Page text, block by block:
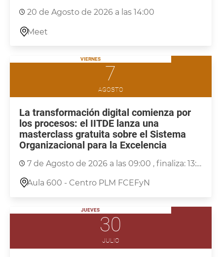
20 de Agosto de 2026 a las 14:00
Meet
VIERNES
7
AGOSTO
La transformación digital comienza por
los procesos: el IITDE lanza una
masterclass gratuita sobre el Sistema
Organizacional para la Excelencia
7 de Agosto de 2026 a las 09:00 , finaliza: 13:00
Aula 600 - Centro PLM FCEFyN
JUEVES
30
JULIO